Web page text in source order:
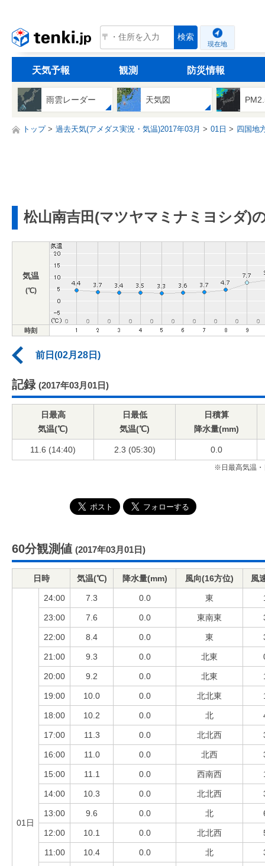
tenki.jp 検索
現在地
天気予報 観測 防災情報
雨雲レーダー 天気図
トップ 過去天気(アメダス実況・気温)2017年03月 01日 四国地
松山南吉田(マツヤマミナミヨシダ)
気温
(℃)
時刻
前日(02月28日)
記録 (2017年03月01日)
日最高
気温(℃)
日最低
気温(℃)
日積算
降水量(mm)
11.6 (14:40) 2.3 (05:30) 0.0
※日最高気温・
60分観測値 (2017年03月01日)
日時 気温(℃) 降水量(mm) 風向(16方位) 風
01日
24:00 7.3 0.0 東
23:00 7.6 0.0 東南東
22:00 8.4 0.0 東
21:00 9.3 0.0 北東
20:00 9.2 0.0 北東
19:00 10.0 0.0 北北東
18:00 10.2 0.0 北
17:00 11.3 0.0 北北西
16:00 11.0 0.0 北西
15:00 11.1 0.0 西南西
14:00 10.3 0.0 北北西
13:00 9.6 0.0 北
12:00 10.1 0.0 北北西
11:00 10.4 0.0 北